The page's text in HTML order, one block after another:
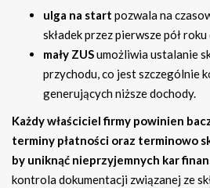
ulga na start pozwala na
składek przez pierwsze pół
mały ZUSumożliwia ustalanie
przychodu, co jest szczególnie
generujących niższe dochody.
Każdy właściciel firmy powinien
terminy płatności oraz terminowo
by uniknąć nieprzyjemnych kar
kontrola dokumentacji związanej ze